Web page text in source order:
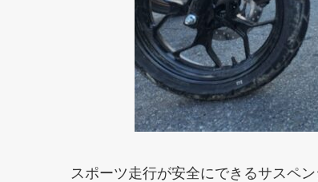
スポーツ走行が安全にできるサスペ